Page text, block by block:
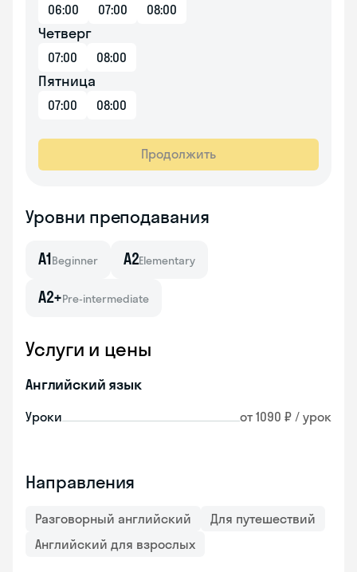
06:00 07:00 08:00
Четверг
07:00 08:00
Пятница
07:00 08:00
Продолжить
Уровни преподавания
A1Beginner A2Elementary
A2+Pre-intermediate
Услуги и цены
Английский язык
Уроки от 1090 ₽ / урок
Направления
Разговорный английский
Для путешествий
Английский для взрослых